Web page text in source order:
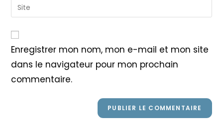
to
comment
address
Saisir
l’URL
votre
site
(facultatif)
Enregistrer mon nom, mon e-mail et mon site
dans le navigateur pour mon prochain
commentaire.